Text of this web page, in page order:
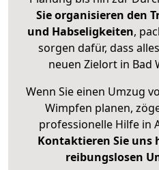
Sie organisieren den
und Habseligkeiten,
sorgen dafür, dass
neuen Zielort in Bad
Wenn Sie einen Umzug
Wimpfen planen,
professionelle Hilfe in
Kontaktieren Sie uns
reibungslosen